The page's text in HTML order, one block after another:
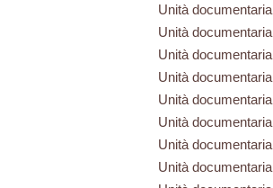
Unità documentaria
Unità documentaria
Unità documentaria
Unità documentaria
Unità documentaria
Unità documentaria
Unità documentaria
Unità documentaria